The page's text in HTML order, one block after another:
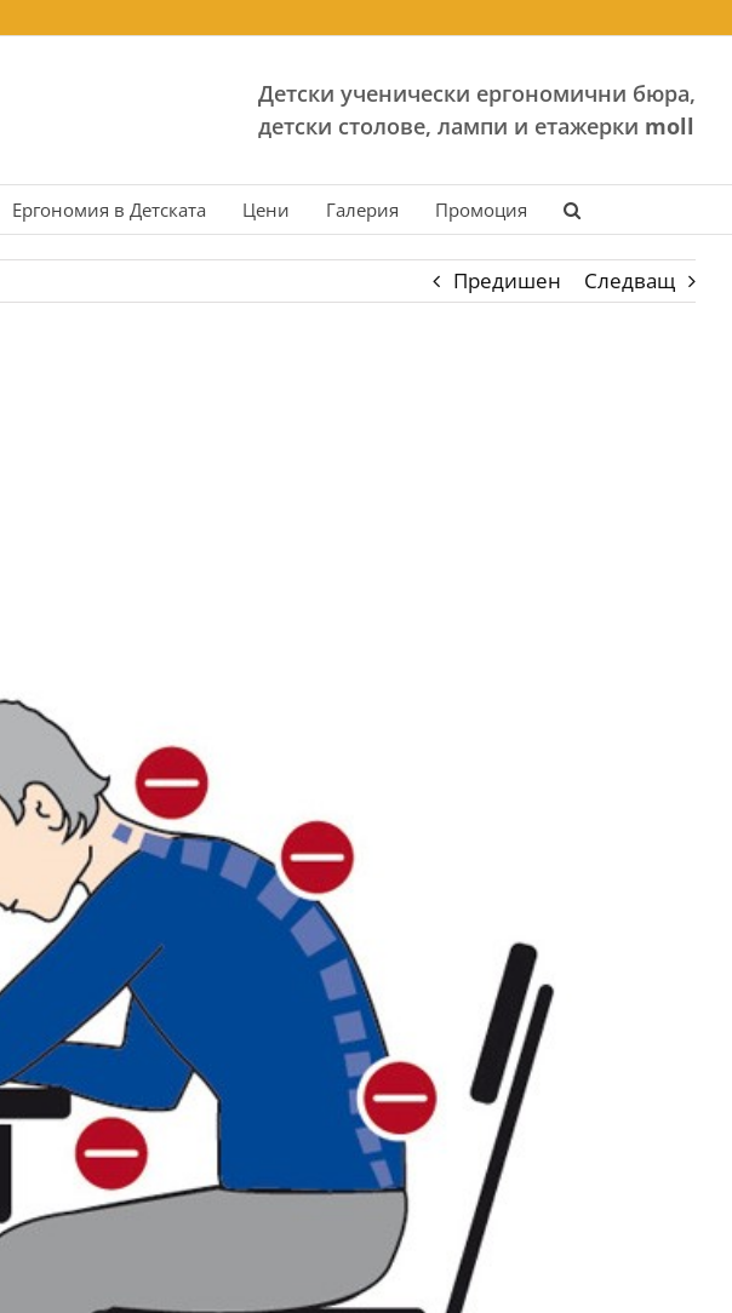
Детски ученически ергономични бюра,
детски столове, лампи и етажерки moll
Ергономия в Детската Цени Галерия Промоция
Предишен Следващ